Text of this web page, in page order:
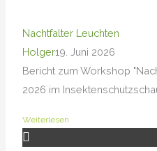
Nachtfalter Leuchten
Holger19. Juni 2026
Bericht zum Workshop
2026 im
Weiterlesen